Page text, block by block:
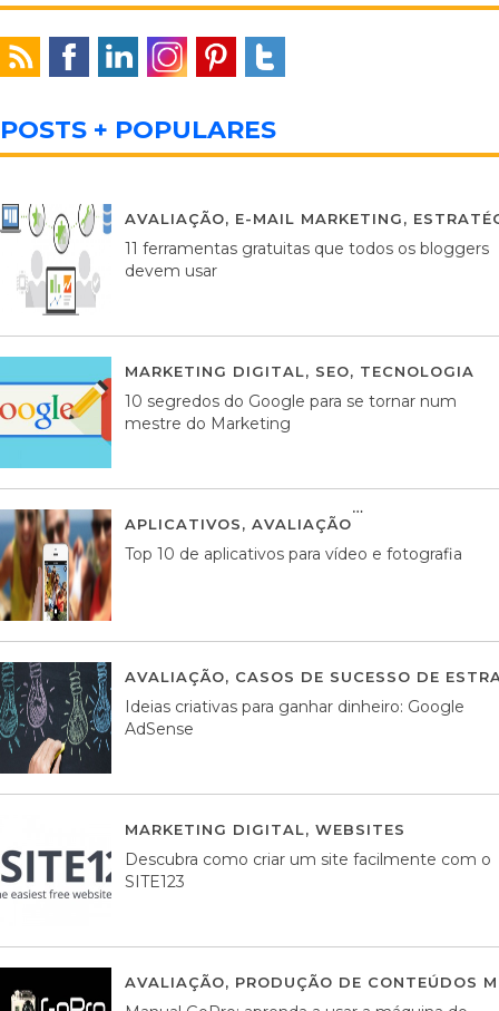
POSTS + POPULARES
AVALIAÇÃO, E-MAIL MARKETING,
11 ferramentas gratuitas que todos os bloggers
devem usar
MARKETING DIGITAL, SEO, TECNOLOGIA
10 segredos do Google para se tornar num
mestre do Marketing
APLICATIVOS, AVALIAÇÃO
Top 10 de aplicativos para vídeo e fotografia
AVALIAÇÃO, CASOS DE SUCESSO DE
Ideias criativas para ganhar dinheiro: Google
AdSense
MARKETING DIGITAL, WEBSITES
Descubra como criar um site facilmente com o
SITE123
AVALIAÇÃO, PRODUÇÃO DE CONTEÚDOS